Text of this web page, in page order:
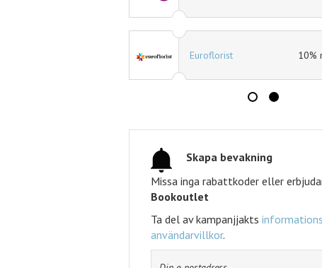
Euroflorist 10%
Skapa bevakning
Missa inga rabattkoder eller
Bookoutlet
Ta del av kampanjjakts
användarvillkor.